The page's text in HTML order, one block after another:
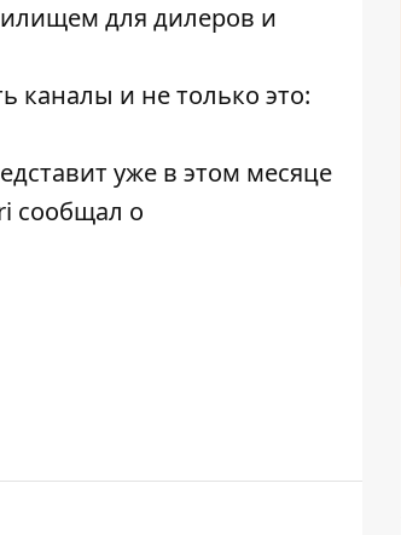
для дилеров и
каналы и не только это:
уже в этом месяце
сообщал о